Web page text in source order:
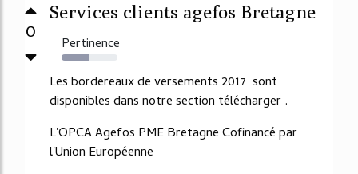
0
Services clients agefos Bretagne
Pertinence
50%
Les bordereaux de versements 2017 sont
disponibles dans notre section télécharger .
L'OPCA Agefos PME Bretagne Cofinancé par
l'Union Européenne